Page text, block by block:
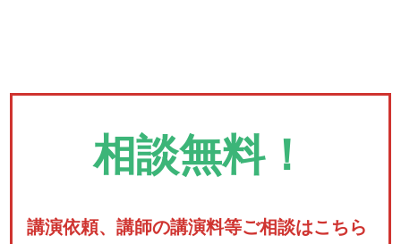
相談無料！
講演依頼、講師の講演料等ご相談はこちら